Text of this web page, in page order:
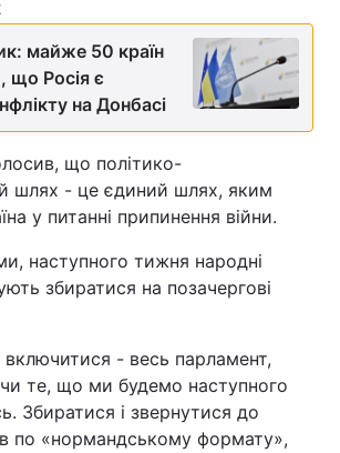
майже 50 країн
що Росія є
на Донбасі
що політико-
шлях - це єдиний шлях, яким
у питанні припинення війни.
наступного тижня народні
збиратися на позачергові
включитися - весь парламент,
те, що ми будемо наступного
Збиратися і звернутися до
по «нормандському формату»,